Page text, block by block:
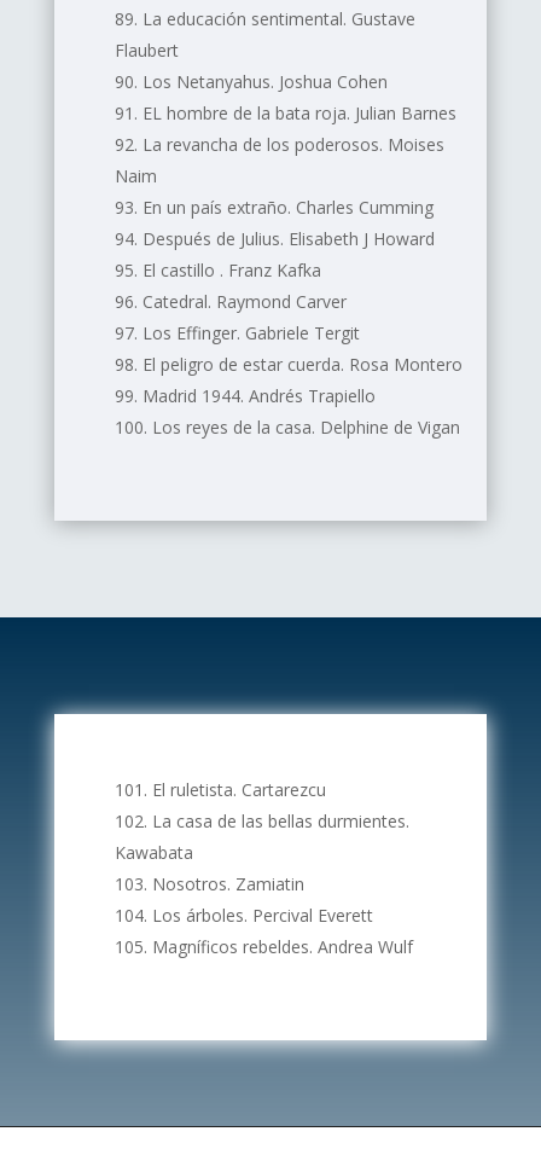
La educación sentimental. Gustave
Flaubert
Los Netanyahus. Joshua Cohen
EL hombre de la bata roja. Julian Barnes
La revancha de los poderosos. Moises
Naim
En un país extraño. Charles Cumming
Después de Julius. Elisabeth J Howard
El castillo . Franz Kafka
Catedral. Raymond Carver
Los Effinger. Gabriele Tergit
El peligro de estar cuerda. Rosa Montero
Madrid 1944. Andrés Trapiello
Los reyes de la casa. Delphine de Vigan
El ruletista. Cartarezcu
La casa de las bellas durmientes.
Kawabata
Nosotros. Zamiatin
Los árboles. Percival Everett
Magníficos rebeldes. Andrea Wulf